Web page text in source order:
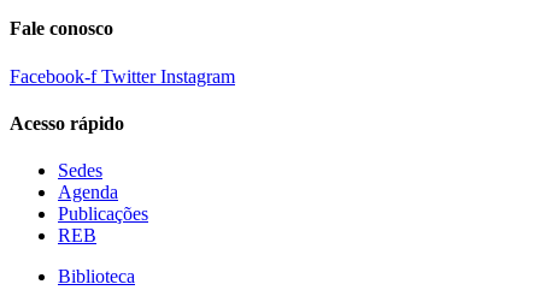
Fale conosco
Facebook-f Twitter Instagram
Acesso rápido
Sedes
Agenda
Publicações
REB
Biblioteca